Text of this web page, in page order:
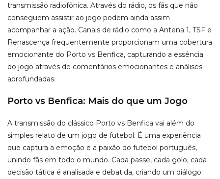
transmissão radiofônica. Através do rádio, os fãs que não
conseguem assistir ao jogo podem ainda assim
acompanhar a ação. Canais de rádio como a Antena 1, TSF e
Renascença frequentemente proporcionam uma cobertura
emocionante do Porto vs Benfica, capturando a essência
do jogo através de comentários emocionantes e análises
aprofundadas.
Porto vs Benfica: Mais do que um Jogo
A transmissão do clássico Porto vs Benfica vai além do
simples relato de um jogo de futebol. É uma experiência
que captura a emoção e a paixão do futebol português,
unindo fãs em todo o mundo. Cada passe, cada golo, cada
decisão tática é analisada e debatida, criando um diálogo